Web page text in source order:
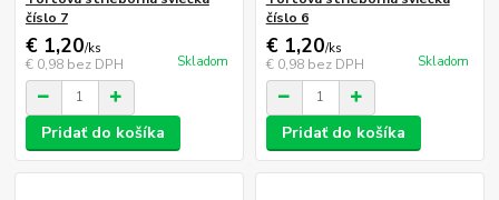
číslo 7
€ 1,20/ks
€ 0,98 bez DPH Skladom
Pridať do košíka
číslo 6
€ 1,20/ks
€ 0,98 bez DPH Skladom
Pridať do košíka